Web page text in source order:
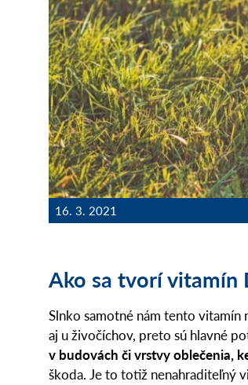
16. 3. 2021
Ako sa tvorí vitamín
Slnko samotné nám tento vitamín
aj u živočíchov, preto sú hlavné
v budovách či vrstvy oblečenia,
škoda. Je to totiž nenahraditeľný